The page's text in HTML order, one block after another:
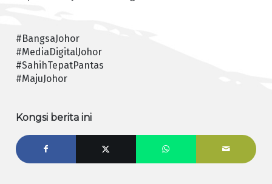
#BangsaJohor
#MediaDigitalJohor
#SahihTepatPantas
#MajuJohor
Kongsi berita ini